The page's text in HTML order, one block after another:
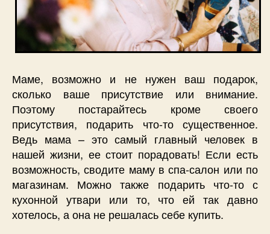
Маме, возможно и не нужен ваш подарок,
сколько ваше присутствие или внимание.
Поэтому постарайтесь кроме своего
присутствия, подарить что-то существенное.
Ведь мама – это самый главный человек в
нашей жизни, ее стоит порадовать! Если есть
возможность, сводите маму в спа-салон или по
магазинам. Можно также подарить что-то с
кухонной утвари или то, что ей так давно
хотелось, а она не решалась себе купить.